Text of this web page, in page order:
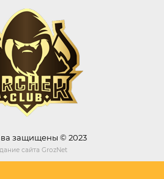
защищены © 2023
сайта GrozNet